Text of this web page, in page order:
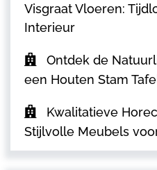
Visgraat Vloeren:
Interieur
Ontdek de
een Houten Stam
Kwalitatieve
Stijlvolle Meubels